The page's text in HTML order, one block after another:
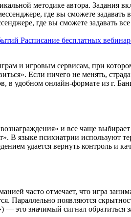
методике автора.
где вы сможете задавать
Расписание бесплатных
и игровым сервисам, при
Если ничего не менять,
удобном онлайн-формате из г.
и все чаще
В языке психиатрии используют
удается вернуть контроль и
часто отмечает, что игра
Параллельно появляются
— это значимый сигнал